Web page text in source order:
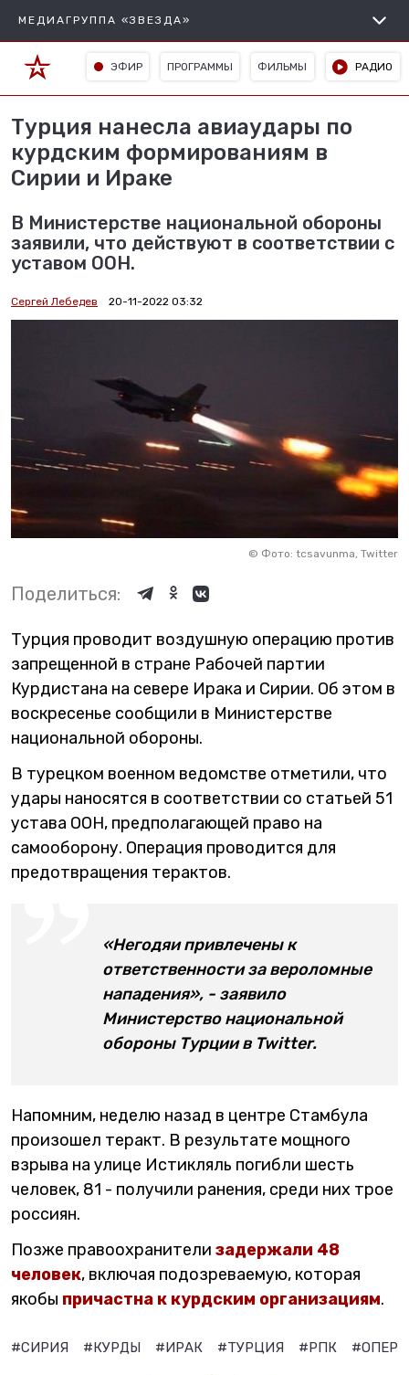
МЕДИАГРУППА «ЗВЕЗДА»
ЭФИР ПРОГРАММЫ ФИЛЬМЫ РАДИО
Турция нанесла авиаудары по
курдским формированиям в
Сирии и Ираке
В Министерстве национальной обороны
заявили, что действуют в соответствии с
уставом ООН.
Сергей Лебедев 20-11-2022 03:32
© Фото: tcsavunma, Twitter
Поделиться:
Турция проводит воздушную операцию против
запрещенной в стране Рабочей партии
Курдистана на севере Ирака и Сирии. Об этом в
воскресенье сообщили в Министерстве
национальной обороны.
В турецком военном ведомстве отметили, что
удары наносятся в соответствии со статьей 51
устава ООН, предполагающей право на
самооборону. Операция проводится для
предотвращения терактов.
«Негодяи привлечены к
ответственности за вероломные
нападения», - заявило
Министерство национальной
обороны Турции в Twitter.
Напомним, неделю назад в центре Стамбула
произошел теракт. В результате мощного
взрыва на улице Истикляль погибли шесть
человек, 81 - получили ранения, среди них трое
россиян.
Позже правоохранители задержали 48
человек, включая подозреваемую, которая
якобы причастна к курдским организациям.
#СИРИЯ #КУРДЫ #ИРАК #ТУРЦИЯ #РПК